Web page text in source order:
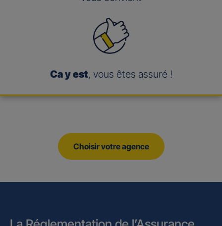
Ca y est, vous êtes assuré !
Choisir votre agence